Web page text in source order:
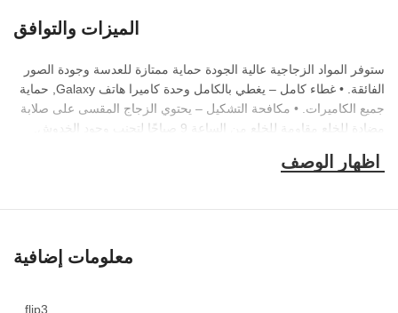
الميزات والتوافق
ستوفر المواد الزجاجية عالية الجودة حماية ممتازة للعدسة وجودة الصور
الفائقة. • غطاء كامل – يغطي بالكامل وحدة كاميرا هاتف Galaxy, حماية
جميع الكاميرات. • مكافحة التشكيل – يحتوي الزجاج المقسى على صلابة
مضادة للخلع مقاومة للخلع من الساعة 9 صباحًا لتجنب وجود الخدوش,
معلومات إضافية
flip3